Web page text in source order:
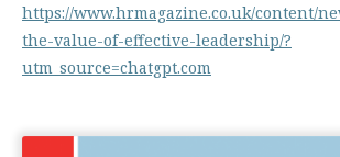
https://www.hrmagazine.co.uk/content/
the-value-of-effective-leadership/?
utm_source=chatgpt.com